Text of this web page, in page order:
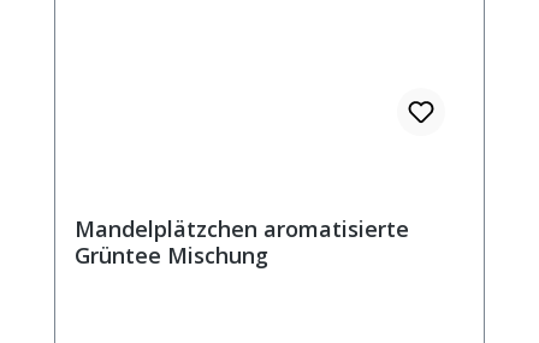
Mandelplätzchen aromatisierte
Grüntee Mischung